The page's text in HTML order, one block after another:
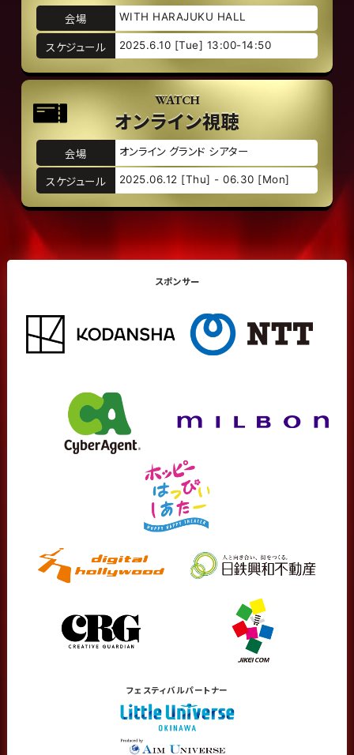
会場 WITH HARAJUKU HALL
スケジュール 2025.6.10 [Tue] 13:00-14:50
WATCH
オンライン視聴
会場 オンライン グランド シアター
スケジュール 2025.06.12 [Thu] - 06.30 [Mon]
スポンサー
フェスティバルパートナー